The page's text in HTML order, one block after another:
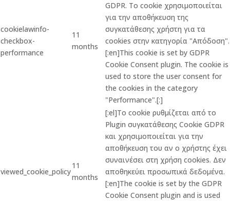
cookielawinfo-
checkbox-
performance
11
months
GDPR. Το cookie χρησιμοποιείται
για την αποθήκευση της
συγκατάθεσης χρήστη για τα
cookies στην κατηγορία "Απόδοση".
[:en]This cookie is set by GDPR
Cookie Consent plugin. The cookie is
used to store the user consent for
the cookies in the category
"Performance".[:]
viewed_cookie_policy
11
months
[:el]Το cookie ρυθμίζεται από το
Plugin συγκατάθεσης Cookie GDPR
και χρησιμοποιείται για την
αποθήκευση του αν ο χρήστης έχει
συναινέσει στη χρήση cookies. Δεν
αποθηκεύει προσωπικά δεδομένα.
[:en]The cookie is set by the GDPR
Cookie Consent plugin and is used